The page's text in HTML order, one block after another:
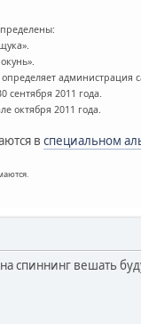
администрация
сентября 2011 года.
октября 2011 года.
в специальном
спиннинг вешать